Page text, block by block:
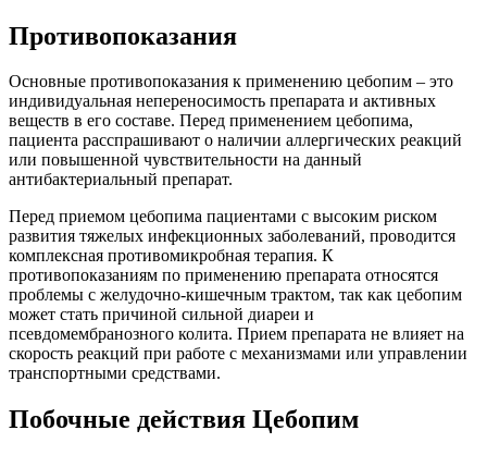
Противопоказания
Основные противопоказания к применению цебопим – это
индивидуальная непереносимость препарата и активных
веществ в его составе. Перед применением цебопима,
пациента расспрашивают о наличии аллергических реакций
или повышенной чувствительности на данный
антибактериальный препарат.
Перед приемом цебопима пациентами с высоким риском
развития тяжелых инфекционных заболеваний, проводится
комплексная противомикробная терапия. К
противопоказаниям по применению препарата относятся
проблемы с желудочно-кишечным трактом, так как цебопим
может стать причиной сильной диареи и
псевдомембранозного колита. Прием препарата не влияет на
скорость реакций при работе с механизмами или управлении
транспортными средствами.
Побочные действия Цебопим